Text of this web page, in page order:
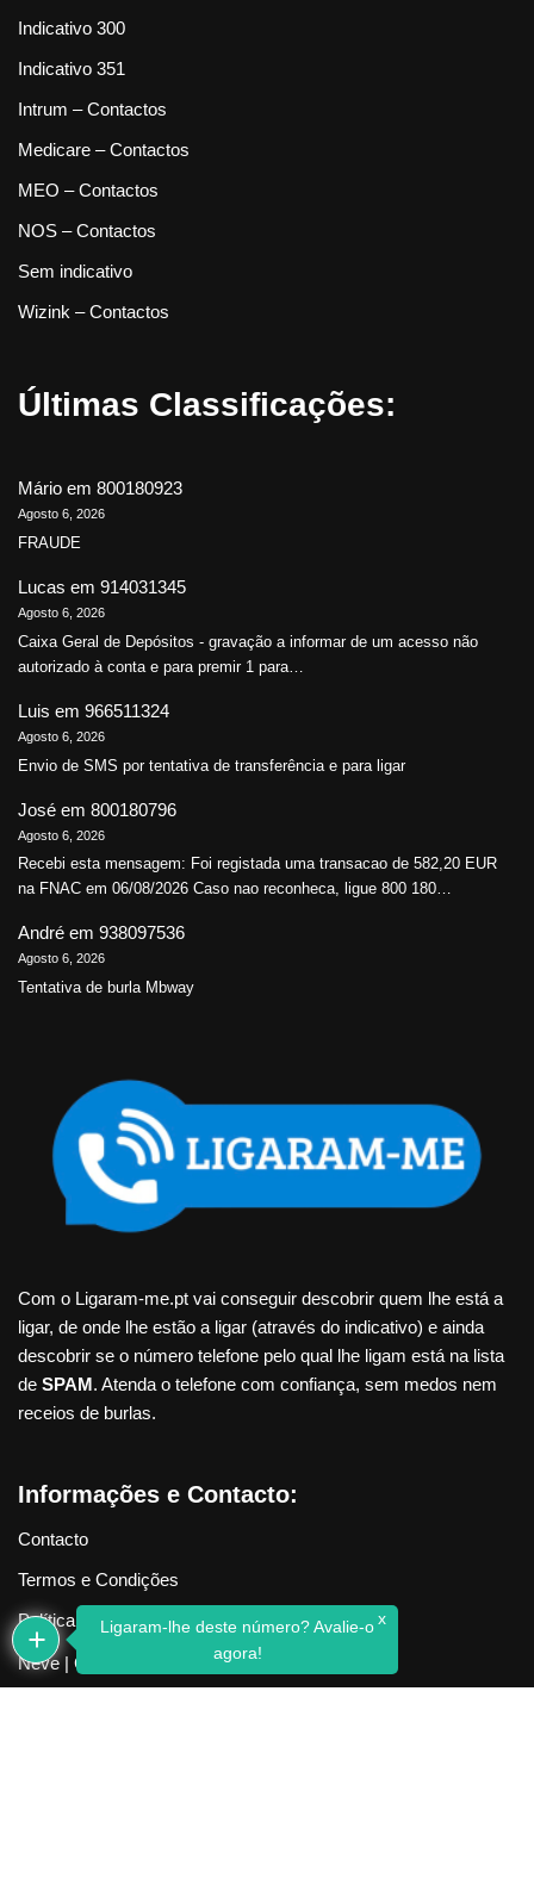
Indicativo 300
Indicativo 351
Intrum – Contactos
Medicare – Contactos
MEO – Contactos
NOS – Contactos
Sem indicativo
Wizink – Contactos
Últimas Classificações:
Mário em 800180923
Agosto 6, 2026
FRAUDE
Lucas em 914031345
Agosto 6, 2026
Caixa Geral de Depósitos - gravação a informar de um acesso não
autorizado à conta e para premir 1 para…
Luis em 966511324
Agosto 6, 2026
Envio de SMS por tentativa de transferência e para ligar
José em 800180796
Agosto 6, 2026
Recebi esta mensagem: Foi registada uma transacao de 582,20 EUR
na FNAC em 06/08/2026 Caso nao reconheca, ligue 800 180…
André em 938097536
Agosto 6, 2026
Tentativa de burla Mbway
Com o Ligaram-me.pt vai conseguir descobrir quem lhe está a
ligar, de onde lhe estão a ligar (através do indicativo) e ainda
descobrir se o número telefone pelo qual lhe ligam está na lista
de SPAM. Atenda o telefone com confiança, sem medos nem
receios de burlas.
Informações e Contacto:
Contacto
Termos e Condições
Política de Privacidade
Neve| Criado com WordPress
Ligaram-lhe deste número? Avalie-o
agora!
x